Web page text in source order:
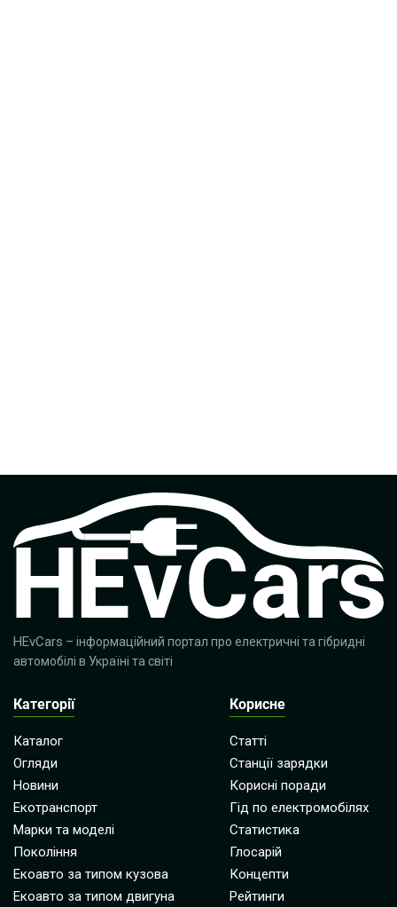
HEvCars – інформаційний портал про електричні та гібридні
автомобілі в Україні та світі
Категорії
Каталог
Огляди
Новини
Екотранспорт
Марки та моделі
Покоління
Екоавто за типом кузова
Екоавто за типом двигуна
Корисне
Статті
Станції зарядки
Корисні поради
Гід по електромобілях
Статистика
Глосарій
Концепти
Рейтинги